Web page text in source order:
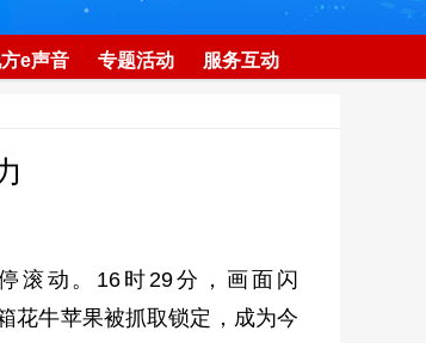
e声音 专题活动 服务互动
滚动。16时29分，画面闪
花牛苹果被抓取锁定，成为今